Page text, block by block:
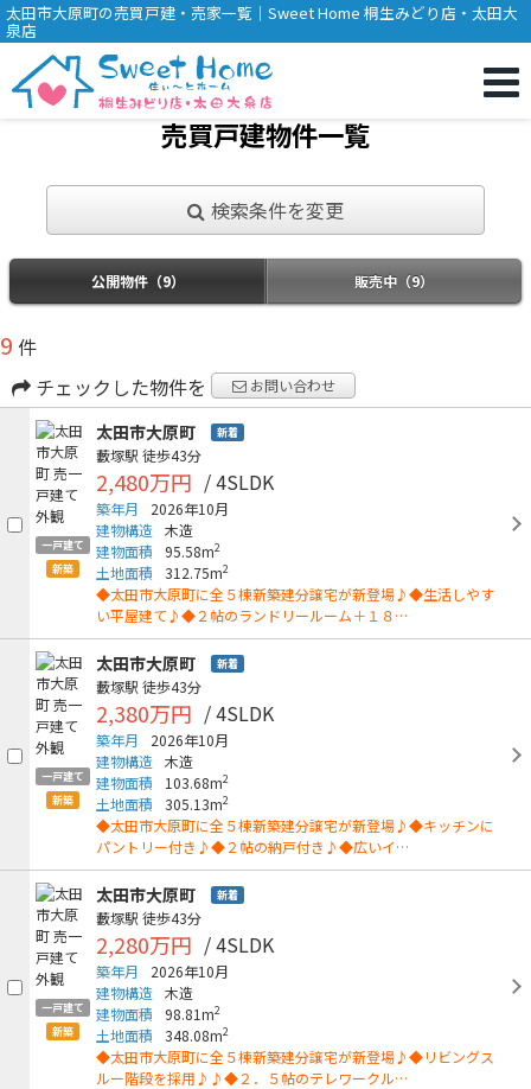
太田市大原町の売買戸建・売家一覧｜Sweet Home 桐生みどり店・太田大
泉店
売買戸建物件一覧
検索条件を変更
公開物件（9） 販売中（9）
9 件
チェックした物件を
お問い合わせ
一戸建て
新築
太田市大原町 新着
藪塚駅 徒歩43分
2,480万円 / 4SLDK
築年月
2026年10月
建物構造 木造
建物面積
95.58m2
土地面積 312.75m2
◆太田市大原町に全５棟新築建分譲宅が新登場♪◆生活しやす
い平屋建て♪◆２帖のランドリールーム＋１８…
一戸建て
新築
太田市大原町 新着
藪塚駅 徒歩43分
2,380万円 / 4SLDK
築年月
2026年10月
建物構造 木造
建物面積
103.68m2
土地面積 305.13m2
◆太田市大原町に全５棟新築建分譲宅が新登場♪◆キッチンに
パントリー付き♪◆２帖の納戸付き♪◆広いイ…
一戸建て
新築
太田市大原町 新着
藪塚駅 徒歩43分
2,280万円 / 4SLDK
築年月
2026年10月
建物構造 木造
建物面積
98.81m2
土地面積 348.08m2
◆太田市大原町に全５棟新築建分譲宅が新登場♪◆リビングス
ルー階段を採用♪♪◆２．５帖のテレワークル…